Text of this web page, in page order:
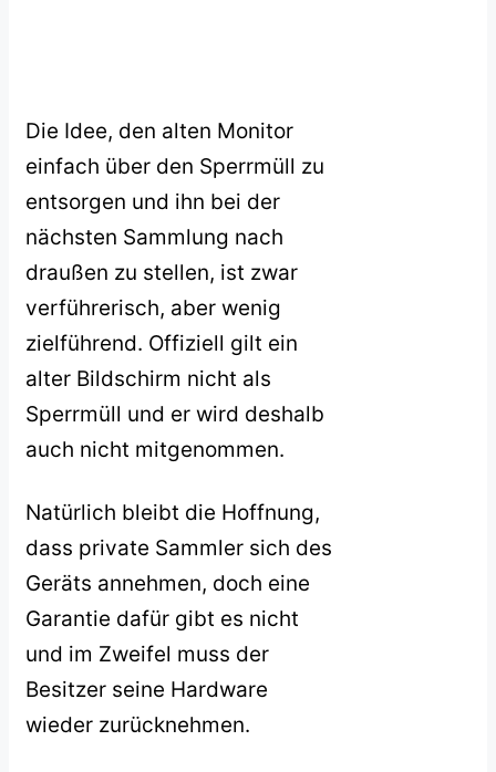
Die Idee, den alten Monitor
einfach über den Sperrmüll zu
entsorgen und ihn bei der
nächsten Sammlung nach
draußen zu stellen, ist zwar
verführerisch, aber wenig
zielführend. Offiziell gilt ein
alter Bildschirm nicht als
Sperrmüll und er wird deshalb
auch nicht mitgenommen.
Natürlich bleibt die Hoffnung,
dass private Sammler sich des
Geräts annehmen, doch eine
Garantie dafür gibt es nicht
und im Zweifel muss der
Besitzer seine Hardware
wieder zurücknehmen.